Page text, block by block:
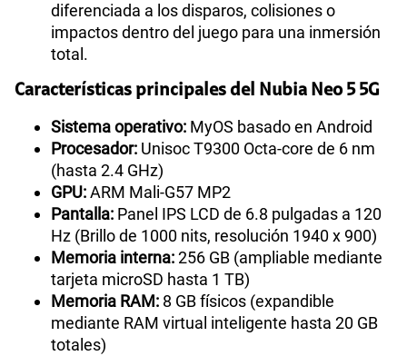
diferenciada a los disparos, colisiones o
impactos dentro del juego para una inmersión
total.
Características principales del Nubia Neo 5 5G
Sistema operativo: MyOS basado en Android
Procesador: Unisoc T9300 Octa-core de 6 nm
(hasta 2.4 GHz)
GPU:ARM Mali-G57 MP2
Pantalla: Panel IPS LCD de 6.8 pulgadas a 120
Hz (Brillo de 1000 nits, resolución 1940 x 900)
Memoria interna:256 GB (ampliable mediante
tarjeta microSD hasta 1 TB)
Memoria RAM: 8 GB físicos (expandible
mediante RAM virtual inteligente hasta 20 GB
totales)